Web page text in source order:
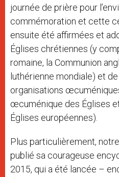
journée de prière pour
commémoration et cette
ensuite été affirmées et
Églises chrétiennes (y
romaine, la Communion
luthérienne mondiale) et
organisations
œcuménique des Églises
Églises européennes).
Plus particulièrement,
publié sa courageuse
2015, qui a été lancée –